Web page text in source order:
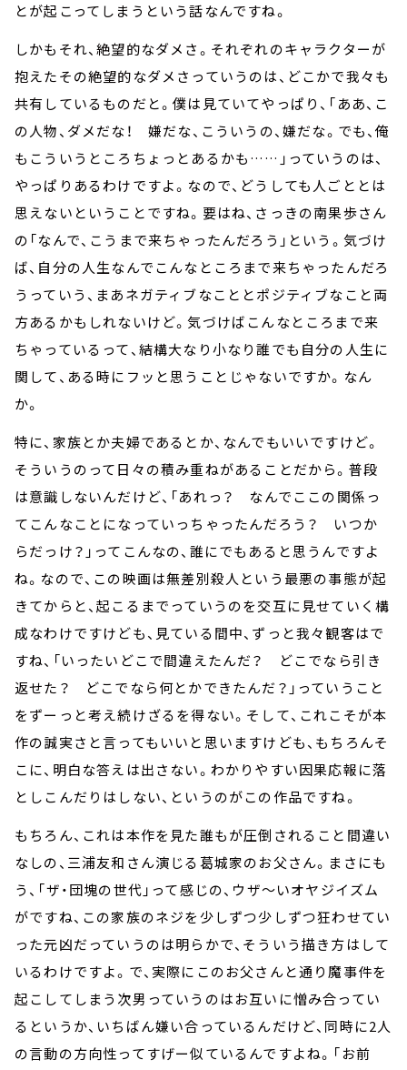
とが起こってしまうという話なんですね。
しかもそれ、絶望的なダメさ。それぞれのキャラクターが
抱えたその絶望的なダメさっていうのは、どこかで我々も
共有しているものだと。僕は見ていてやっぱり、「ああ、こ
の人物、ダメだな！ 嫌だな、こういうの、嫌だな。でも、俺
もこういうところちょっとあるかも……」っていうのは、
やっぱりあるわけですよ。なので、どうしても人ごととは
思えないということですね。要はね、さっきの南果歩さん
の「なんで、こうまで来ちゃったんだろう」という。気づけ
ば、自分の人生なんでこんなところまで来ちゃったんだろ
うっていう、まあネガティブなこととポジティブなこと両
方あるかもしれないけど。気づけばこんなところまで来
ちゃっているって、結構大なり小なり誰でも自分の人生に
関して、ある時にフッと思うことじゃないですか。なん
か。
特に、家族とか夫婦であるとか、なんでもいいですけど。
そういうのって日々の積み重ねがあることだから。普段
は意識しないんだけど、「あれっ？ なんでここの関係っ
てこんなことになっていっちゃったんだろう？ いつか
らだっけ？」ってこんなの、誰にでもあると思うんですよ
ね。なので、この映画は無差別殺人という最悪の事態が起
きてからと、起こるまでっていうのを交互に見せていく構
成なわけですけども、見ている間中、ずっと我々観客はで
すね、「いったいどこで間違えたんだ？ どこでなら引き
返せた？ どこでなら何とかできたんだ？」っていうこと
をずーっと考え続けざるを得ない。そして、これこそが本
作の誠実さと言ってもいいと思いますけども、もちろんそ
こに、明白な答えは出さない。わかりやすい因果応報に落
としこんだりはしない、というのがこの作品ですね。
もちろん、これは本作を見た誰もが圧倒されること間違い
なしの、三浦友和さん演じる葛城家のお父さん。まさにも
う、「ザ・団塊の世代」って感じの、ウザ～いオヤジイズム
がですね、この家族のネジを少しずつ少しずつ狂わせてい
った元凶だっていうのは明らかで、そういう描き方はして
いるわけですよ。で、実際にこのお父さんと通り魔事件を
起こしてしまう次男っていうのはお互いに憎み合ってい
るというか、いちばん嫌い合っているんだけど、同時に2人
の言動の方向性ってすげー似ているんですよね。「お前